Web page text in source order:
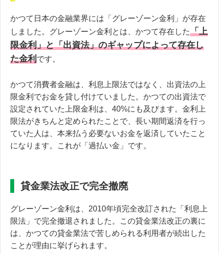
かつて日本の金融業界には「グレーゾーン金利」が存在
しました。グレーゾーン金利とは、かつて存在した「上
限金利」と「出資法」のギャップによって存在し
た金利です。
かつて消費者金融は、利息上限法ではなく、出資法の上
限金利でお金を貸し付けていました。かつての出資法で
設定されていた上限金利は、40%にも及びます。金利上
限法がきちんと定められたことで、長い期間返済を行っ
ていた人は、本来払う必要ないお金を返済していたこと
になります。これが「過払い金」です。
貸金業法改正で完全撤廃
グレーゾーン金利は、2010年頃完全改訂された「利息上
限法」で完全撤退されました。この貸金業法改正の裏に
は、かつての貸金業法で苦しめられる利用者が続出した
ことが理由に挙げられます。